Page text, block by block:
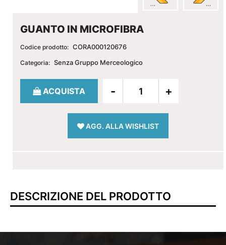
GUANTO IN MICROFIBRA
Codice prodotto: CORA000120676
Categoria: Senza Gruppo Merceologico
Quantità
ACQUISTA
AGG. ALLA WISHLIST
DESCRIZIONE DEL PRODOTTO